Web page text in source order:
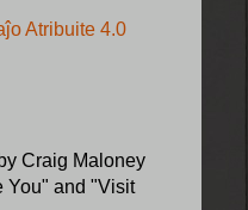
Atribuite 4.0
Craig Maloney
You" and "Visit